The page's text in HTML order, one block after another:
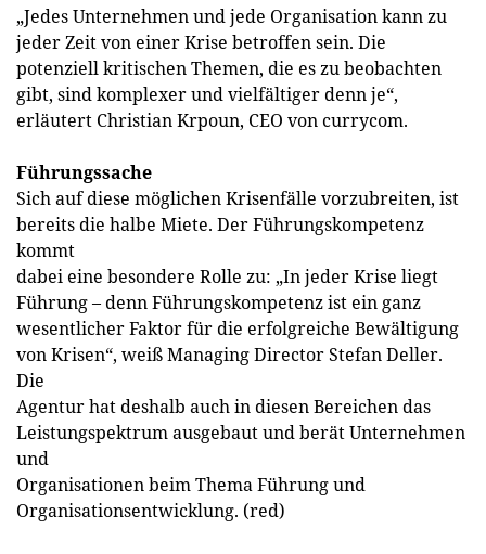
„Jedes Unternehmen und jede Organisation kann zu
jeder Zeit von einer Krise betroffen sein. Die
potenziell kritischen Themen, die es zu beobachten
gibt, sind komplexer und vielfältiger denn je“,
erläutert Christian Krpoun, CEO von currycom.
Führungssache
Sich auf diese möglichen Krisenfälle vorzubreiten, ist
bereits die halbe Miete. Der Führungskompetenz
kommt
dabei eine besondere Rolle zu: „In jeder Krise liegt
Führung – denn Führungskompetenz ist ein ganz
wesentlicher Faktor für die erfolgreiche Bewältigung
von Krisen“, weiß Managing Director Stefan Deller.
Die
Agentur hat deshalb auch in diesen Bereichen das
Leistungspektrum ausgebaut und berät Unternehmen
und
Organisationen beim Thema Führung und
Organisationsentwicklung. (red)